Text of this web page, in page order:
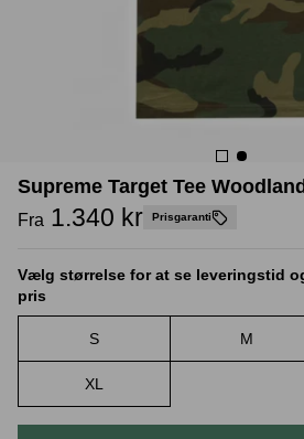
Crease protectors Skotræ
Sneaker rengøring
Supreme Target Tee
Fra 1.340 kr Prisgaranti
Vælg størrelse for at se leveringstid
pris
S M
XL